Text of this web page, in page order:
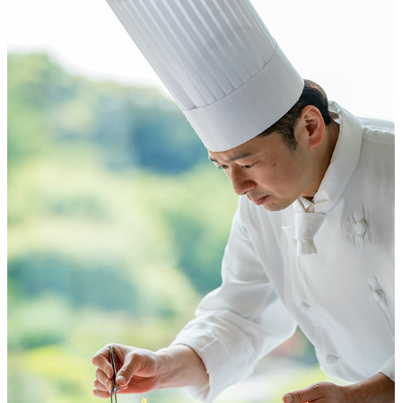
風味
南仏野菜のラタトゥイユと18ケ月熟成コンテチーズ
・フランス産仔牛のア・ラ・フィセル
南仏野菜のラタトゥイユと18ケ月熟成コンテチーズ
千葉県産マッシュルームとおおまさりフリカッセ
（追加料金￥1,800）
・黒毛和牛サーロインの鉄板焼80ｇ
黒毛和牛フィレ肉の鉄板焼60ｇ
千葉県産厚切りトロ茄子の蒸し焼き
千葉県産マッシュルームと空心菜のソテー
千葉県産小松菜山葵ソース／特製ステーキソース
（追加料金￥4,500）
お魚料理
＜下記より1品お選びください＞
・九州漁港直送ハタの蒸し焼き
イタリアンパセリの爽やかなブールブランソース
・活鮑の蒸し焼き
濃厚な肝のブールノワゼットソース
（追加料金￥2,500）
チャバタ
お肉料理
＜下記より1品お選びください＞